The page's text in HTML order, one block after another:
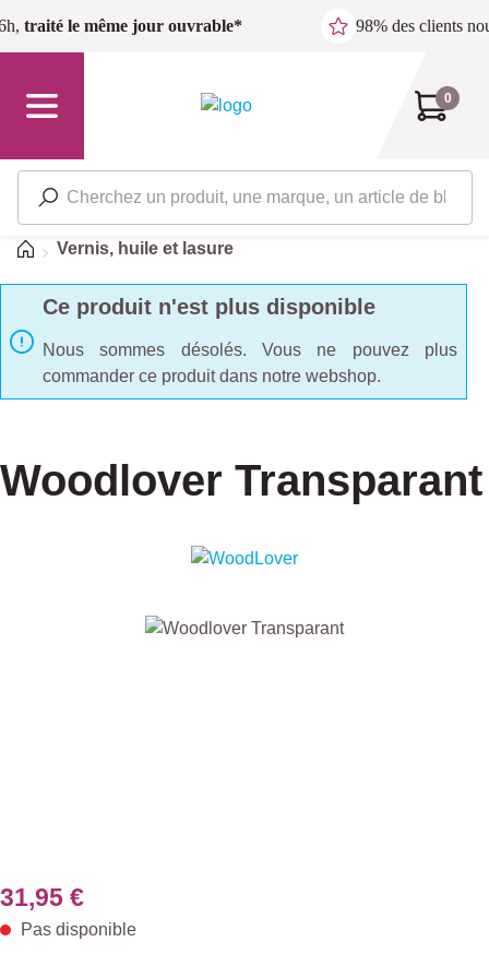
Passer au contenu principal
traité le même jour ouvrable* 98% des clients
0
Accueil
Vernis, huile et lasure
Ce produit n'est plus disponible
Nous sommes désolés. Vous ne pouvez plus
commander ce produit dans notre webshop.
Woodlover Transparant
Ignorer la galerie d'images
31,95 €
Pas disponible